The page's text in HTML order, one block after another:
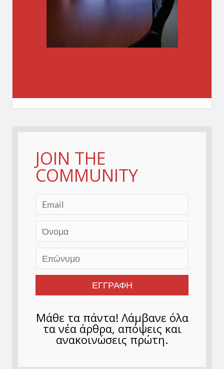
JOIN THE
COMMUNITY
Μάθε τα πάντα! Λάμβανε όλα
τα νέα άρθρα, απόψεις και
ανακοινώσεις πρώτη.